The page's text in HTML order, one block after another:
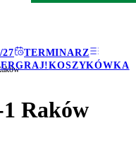
27
TERMINARZ
GRAJ!KOSZYKÓWKA
Raków